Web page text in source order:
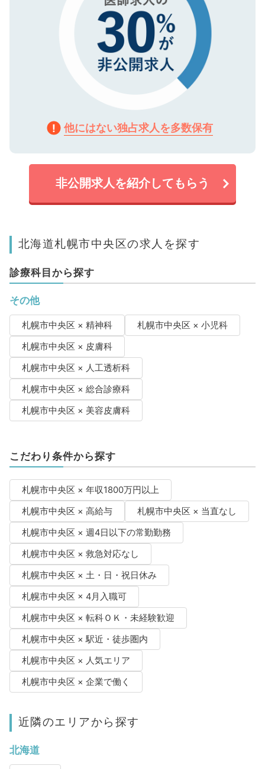
他にはない独占求人を多数保有
非公開求人を紹介してもらう
北海道札幌市中央区の求人を探す
診療科目から探す
その他
札幌市中央区 × 精神科
札幌市中央区 × 小児科
札幌市中央区 × 皮膚科
札幌市中央区 × 人工透析科
札幌市中央区 × 総合診療科
札幌市中央区 × 美容皮膚科
こだわり条件から探す
札幌市中央区 × 年収1800万円以上
札幌市中央区 × 高給与
札幌市中央区 × 当直なし
札幌市中央区 × 週4日以下の常勤勤務
札幌市中央区 × 救急対応なし
札幌市中央区 × 土・日・祝日休み
札幌市中央区 × 4月入職可
札幌市中央区 × 転科ＯＫ・未経験歓迎
札幌市中央区 × 駅近・徒歩圏内
札幌市中央区 × 人気エリア
札幌市中央区 × 企業で働く
近隣のエリアから探す
北海道